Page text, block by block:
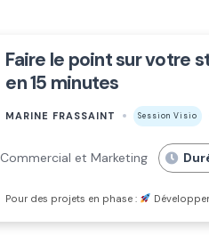
Faire le point sur votre
en 15 minutes
MARINE FRASSAINT Session Visio
Commercial et Marketing
Pour des projets en phase :